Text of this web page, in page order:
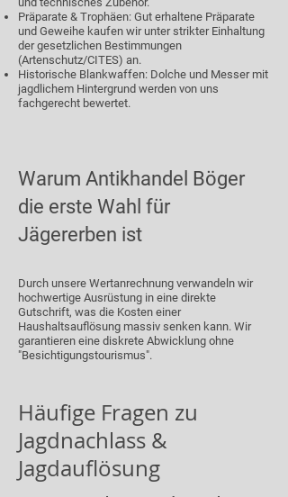
Präparate & Trophäen: Gut erhaltene Präparate
und Geweihe kaufen wir unter strikter Einhaltung
der gesetzlichen Bestimmungen
(Artenschutz/CITES) an.
Historische Blankwaffen: Dolche und Messer mit
jagdlichem Hintergrund werden von uns
fachgerecht bewertet.
Warum Antikhandel Böger
die erste Wahl für
Jägererben ist
Durch unsere Wertanrechnung verwandeln wir
hochwertige Ausrüstung in eine direkte
Gutschrift, was die Kosten einer
Haushaltsauflösung massiv senken kann. Wir
garantieren eine diskrete Abwicklung ohne
"Besichtigungstourismus".
Häufige Fragen zu
Jagdnachlass &
Jagdauflösung